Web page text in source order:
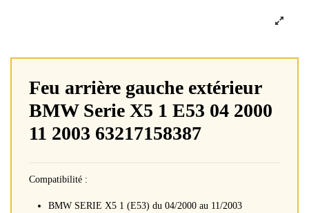
Feu arrière gauche extérieur
BMW Serie X5 1 E53 04 2000
11 2003 63217158387
Compatibilité :
BMW SERIE X5 1 (E53) du 04/2000 au 11/2003